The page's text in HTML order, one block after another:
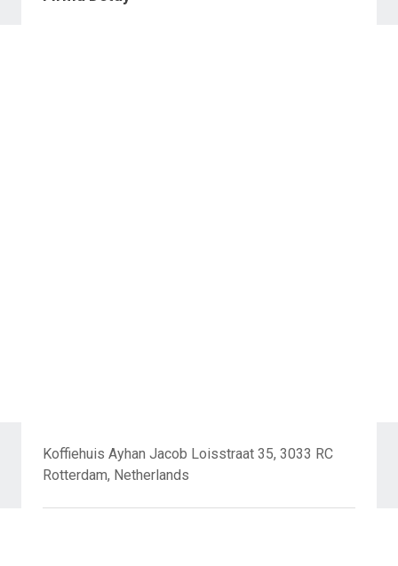
Koffiehuis Ayhan Jacob Loisstraat 35, 3033 RC
Rotterdam, Netherlands